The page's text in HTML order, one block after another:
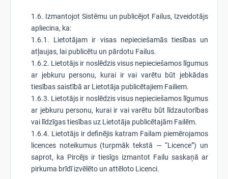
1.6. Izmantojot Sistēmu un publicējot Failus, Izveidotājs
apliecina, ka:
1.6.1. Lietotājam ir visas nepieciešamās tiesības un
atļaujas, lai publicētu un pārdotu Failus.
1.6.2. Lietotājs ir noslēdzis visus nepieciešamos līgumus
ar jebkuru personu, kurai ir vai varētu būt jebkādas
tiesības saistībā ar Lietotāja publicētajiem Failiem.
1.6.3. Lietotājs ir noslēdzis visus nepieciešamos līgumus
ar jebkuru personu, kurai ir vai varētu būt līdzautorības
vai līdzīgas tiesības uz Lietotāja publicētajām Failēm.
1.6.4. Lietotājs ir definējis katram Failam piemērojamos
licences noteikumus (turpmāk tekstā — “Licence”) un
saprot, ka Pircējs ir tiesīgs izmantot Failu saskaņā ar
pirkuma brīdī izvēlēto un attēloto Licenci.